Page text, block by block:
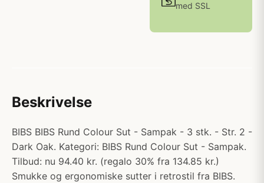
med SSL
Beskrivelse
BIBS BIBS Rund Colour Sut - Sampak - 3 stk. - Str. 2 -
Dark Oak. Kategori: BIBS Rund Colour Sut - Sampak.
Tilbud: nu 94.40 kr. (regalo 30% fra 134.85 kr.)
Smukke og ergonomiske sutter i retrostil fra BIBS.